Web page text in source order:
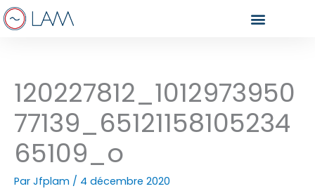
Aller
au
120227812_1012973950
77139_65121158105234
65109_o
Par Jfplam / 4 décembre 2020